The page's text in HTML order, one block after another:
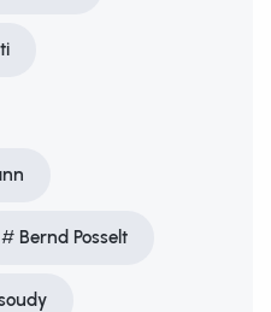
Bernd Posselt